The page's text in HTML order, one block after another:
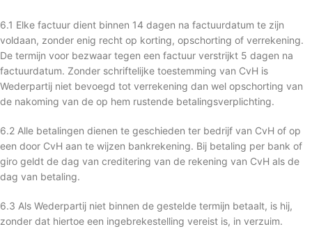
6.1 Elke factuur dient binnen 14 dagen na factuurdatum te zijn
voldaan, zonder enig recht op korting, opschorting of verrekening.
De termijn voor bezwaar tegen een factuur verstrijkt 5 dagen na
factuurdatum. Zonder schriftelijke toestemming van CvH is
Wederpartij niet bevoegd tot verrekening dan wel opschorting van
de nakoming van de op hem rustende betalingsverplichting.
6.2 Alle betalingen dienen te geschieden ter bedrijf van CvH of op
een door CvH aan te wijzen bankrekening. Bij betaling per bank of
giro geldt de dag van creditering van de rekening van CvH als de
dag van betaling.
6.3 Als Wederpartij niet binnen de gestelde termijn betaalt, is hij,
zonder dat hiertoe een ingebrekestelling vereist is, in verzuim.